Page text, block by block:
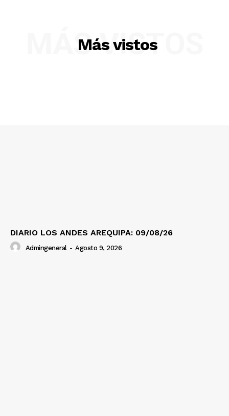
Más vistos
MÁS VISTOS
DIARIO LOS ANDES AREQUIPA: 09/08/26
Admingeneral - Agosto 9, 2026